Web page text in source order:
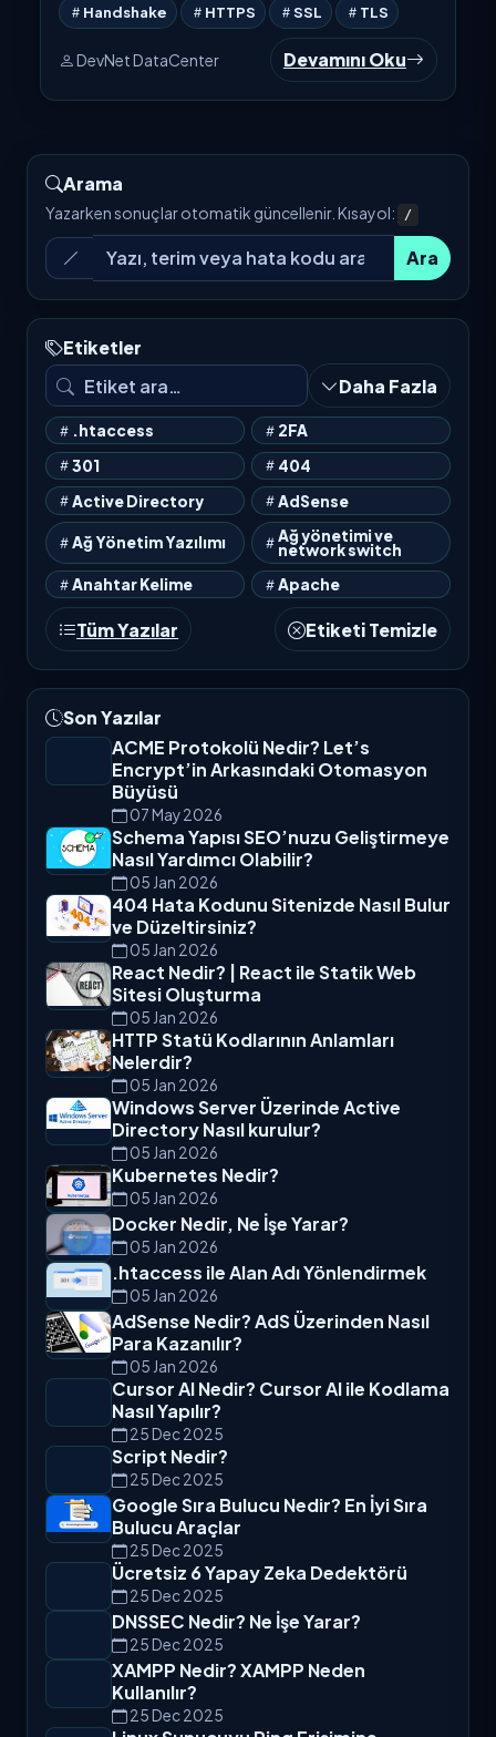
Handshake HTTPS SSL TLS
DevNet DataCenter Devamını Oku
Arama
Yazarken sonuçlar otomatik güncellenir. Kısayol: /
Ara
Etiketler
Daha Fazla
.htaccess
2FA
301
404
Active Directory
AdSense
Ağ Yönetim Yazılımı Ağ yönetimi ve
network switch
Anahtar Kelime
Apache
Tüm Yazılar Etiketi Temizle
Son Yazılar
ACME Protokolü Nedir? Let’s
Encrypt’in Arkasındaki Otomasyon
Büyüsü
07 May 2026
Schema Yapısı SEO’nuzu Geliştirmeye
Nasıl Yardımcı Olabilir?
05 Jan 2026
404 Hata Kodunu Sitenizde Nasıl Bulur
ve Düzeltirsiniz?
05 Jan 2026
React Nedir? | React ile Statik Web
Sitesi Oluşturma
05 Jan 2026
HTTP Statü Kodlarının Anlamları
Nelerdir?
05 Jan 2026
Windows Server Üzerinde Active
Directory Nasıl kurulur?
05 Jan 2026
Kubernetes Nedir?
05 Jan 2026
Docker Nedir, Ne İşe Yarar?
05 Jan 2026
.htaccess ile Alan Adı Yönlendirmek
05 Jan 2026
AdSense Nedir? AdS Üzerinden Nasıl
Para Kazanılır?
05 Jan 2026
Cursor AI Nedir? Cursor AI ile Kodlama
Nasıl Yapılır?
25 Dec 2025
Script Nedir?
25 Dec 2025
Google Sıra Bulucu Nedir? En İyi Sıra
Bulucu Araçlar
25 Dec 2025
Ücretsiz 6 Yapay Zeka Dedektörü
25 Dec 2025
DNSSEC Nedir? Ne İşe Yarar?
25 Dec 2025
XAMPP Nedir? XAMPP Neden
Kullanılır?
25 Dec 2025